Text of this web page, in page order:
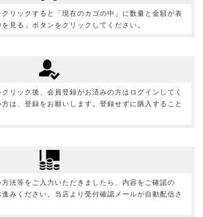
クリックすると「現在のカゴの中」に数量と金額が表
見る」ボタンをクリックしてください。
クリック後、会員登録がお済みの方はログインしてく
は、登録をお願いします。登録せずに購入すること
法等をご入力いただきましたら、内容をご確認の
進みください。当店より受付確認メールが自動配信さ